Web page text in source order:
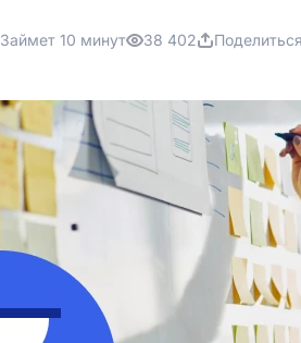
Займет 10 минут 38 402 Поделиться